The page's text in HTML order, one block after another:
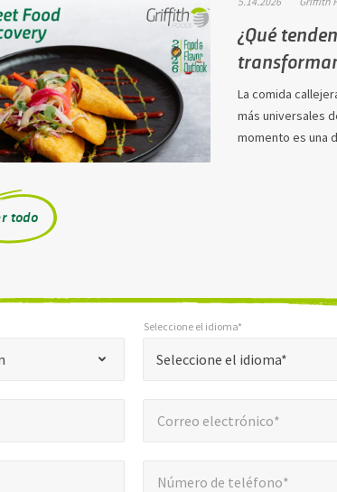
¿Qué
callejero
La comida
más universales
momento es una
todo
Seleccione el idioma*
Seleccione el idioma*
Correo electrónico*
Número de teléfono*